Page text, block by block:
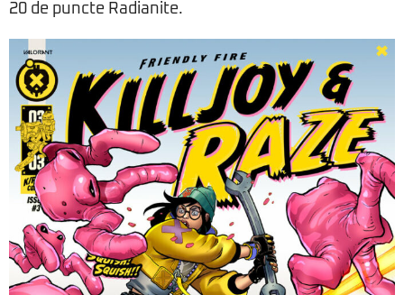
20 de puncte Radianite.